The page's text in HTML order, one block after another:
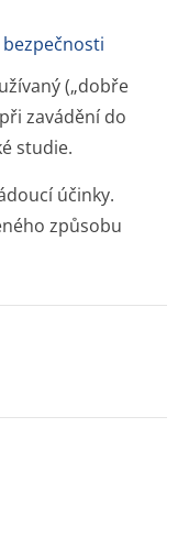
(„dobře
zavádění do
studie.
účinky.
způsobu